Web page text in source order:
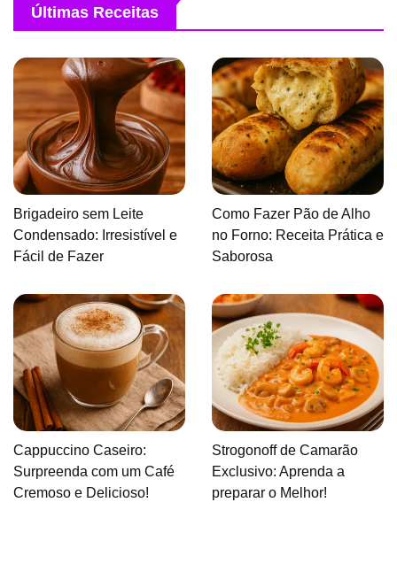
Últimas Receitas
Brigadeiro sem Leite
Condensado: Irresistível e
Fácil de Fazer
Como Fazer Pão de Alho
no Forno: Receita Prática e
Saborosa
Cappuccino Caseiro:
Surpreenda com um Café
Cremoso e Delicioso!
Strogonoff de Camarão
Exclusivo: Aprenda a
preparar o Melhor!